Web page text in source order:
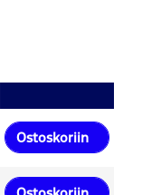
Ostoskoriin